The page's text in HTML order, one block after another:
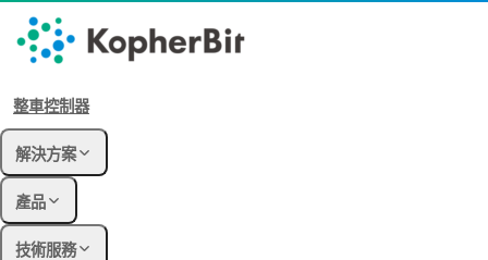
整車控制器
解決方案
產品
技術服務